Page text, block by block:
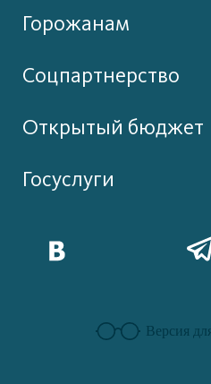
Горожанам
Соцпартнерство
Открытый бюджет
Госуслуги
Версия